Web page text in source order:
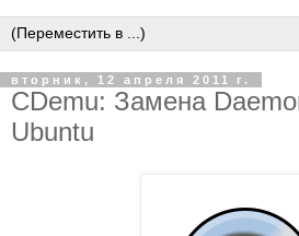
вторник, 12 апреля 2011 г.
CDemu: Замена
Ubuntu